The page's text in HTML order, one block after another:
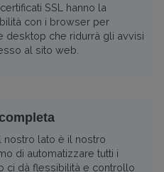
SSL hanno la
con i browser per
desktop che ridurrà gli avvisi
al sito web.
nostro lato è il nostro
di automatizzare tutti i
ci dà flessibilità e controllo